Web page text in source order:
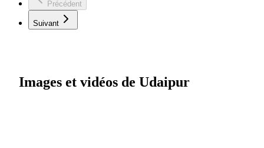
Précédent
Suivant
Images et vidéos de Udaipur